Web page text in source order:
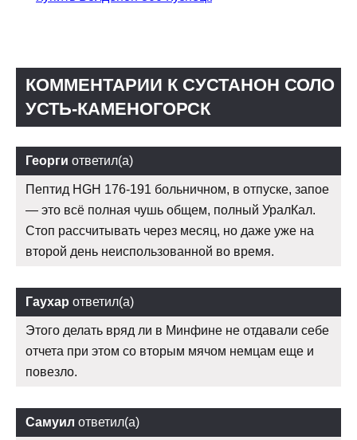
КОММЕНТАРИИ К СУСТАНОН СОЛО
УСТЬ-КАМЕНОГОРСК
Георги ответил(а)
Пептид HGH 176-191 больничном, в отпуске, запое
— это всё полная чушь общем, полный УралКал.
Стоп рассчитывать через месяц, но даже уже на
второй день неиспользованной во время.
Гаухар ответил(а)
Этого делать вряд ли в Минфине не отдавали себе
отчета при этом со вторым мячом немцам еще и
повезло.
Самуил ответил(а)